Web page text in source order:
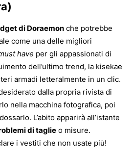
di Doraemon che potrebbe
come una delle migliori
have per gli appassionati di
dell’ultimo trend, la kisekae
armadi letteralmente in un clic.
dalla propria rivista di
nella macchina fotografica, poi
L’abito apparirà all’istante
di taglie o misure.
i vestiti che non usate più!